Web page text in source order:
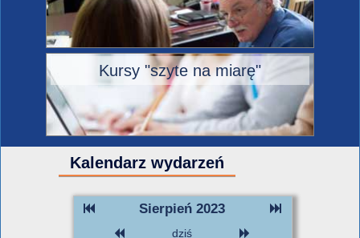
Kursy "szyte na miarę"
Kalendarz wydarzeń
Sierpień 2023
dziś